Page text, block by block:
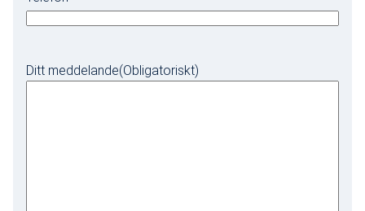
Ditt meddelande(Obligatoriskt)